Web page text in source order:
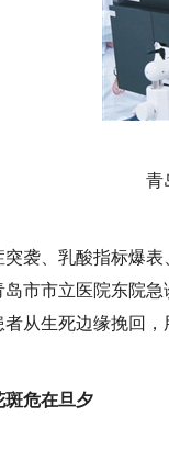
青
突袭、乳酸指标爆
市市立医院东院
从生死边缘挽回，
斑危在旦夕